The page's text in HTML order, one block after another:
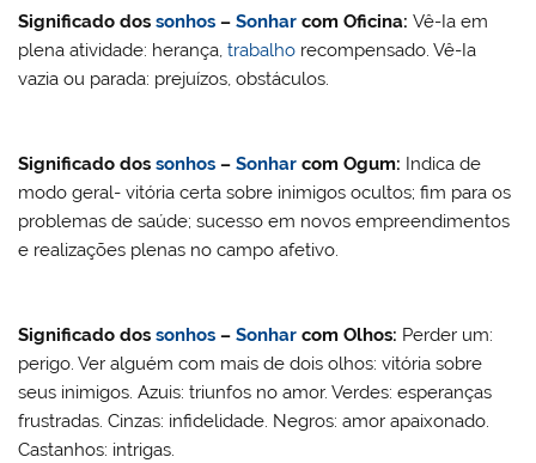
Significado dossonhos – Sonhar comOficina:Vê-Ia em
plena atividade: herança,trabalho recompensado. Vê-Ia
vazia ou parada: prejuízos, obstáculos.
Significado dossonhos – Sonhar comOgum: Indica de
modo geral- vitória certa sobre inimigos ocultos; fim para os
problemas de saúde; sucesso em novos empreendimentos
e realizações plenas no campo afetivo.
Significado dossonhos – Sonhar comOlhos: Perder um:
perigo. Ver alguém com mais de dois olhos: vitória sobre
seus inimigos. Azuis: triunfos no amor. Verdes: esperanças
frustradas. Cinzas: infidelidade. Negros: amor apaixonado.
Castanhos: intrigas.